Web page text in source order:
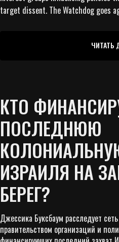
target dissent. The Watchdog goes
ЧИТАТЬ
КТО
ПОСЛЕДНЮЮ
ИЗРАИЛЯ НА
БЕРЕГ?
Джессика Буксбаум расследует
правительством организаций и